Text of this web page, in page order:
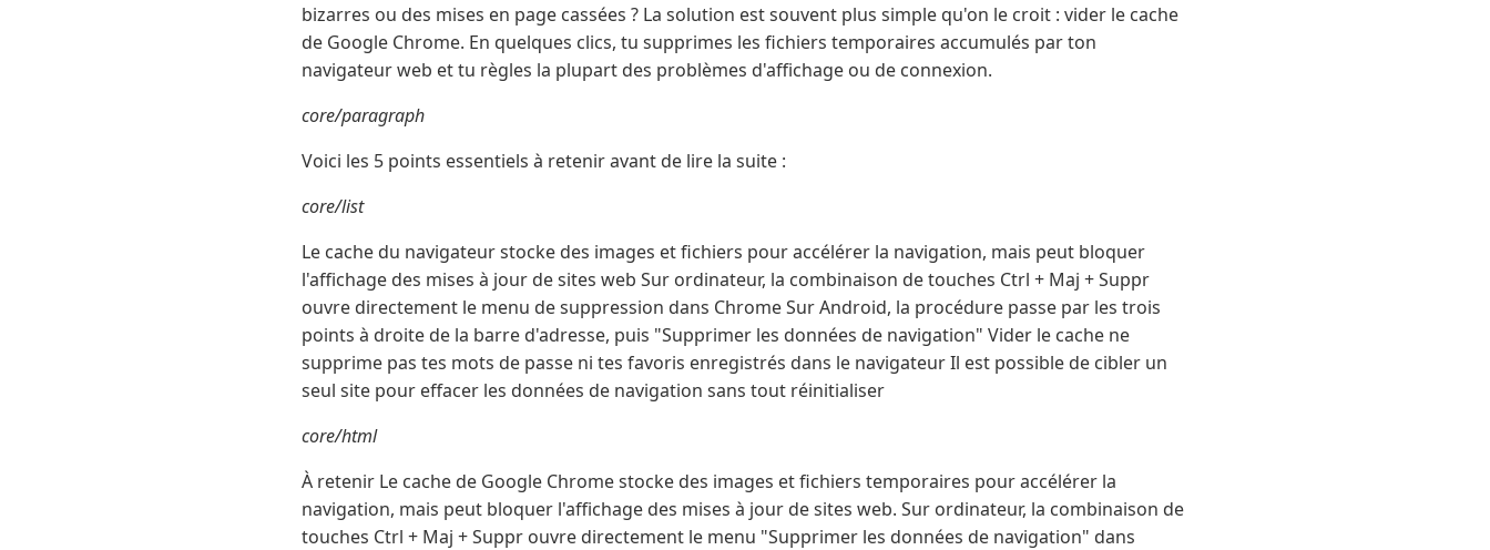
bizarres ou des mises en page cassées ? La solution est souvent plus simple qu'on le croit : vider le cache
de Google Chrome. En quelques clics, tu supprimes les fichiers temporaires accumulés par ton
navigateur web et tu règles la plupart des problèmes d'affichage ou de connexion.
core/paragraph
Voici les 5 points essentiels à retenir avant de lire la suite :
core/list
Le cache du navigateur stocke des images et fichiers pour accélérer la navigation, mais peut bloquer
l'affichage des mises à jour de sites web Sur ordinateur, la combinaison de touches Ctrl + Maj + Suppr
ouvre directement le menu de suppression dans Chrome Sur Android, la procédure passe par les trois
points à droite de la barre d'adresse, puis "Supprimer les données de navigation" Vider le cache ne
supprime pas tes mots de passe ni tes favoris enregistrés dans le navigateur Il est possible de cibler un
seul site pour effacer les données de navigation sans tout réinitialiser
core/html
À retenir Le cache de Google Chrome stocke des images et fichiers temporaires pour accélérer la
navigation, mais peut bloquer l'affichage des mises à jour de sites web. Sur ordinateur, la combinaison de
touches Ctrl + Maj + Suppr ouvre directement le menu "Supprimer les données de navigation" dans